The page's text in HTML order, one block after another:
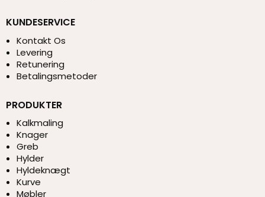
KUNDESERVICE
Kontakt Os
Levering
Retunering
Betalingsmetoder
PRODUKTER
Kalkmaling
Knager
Greb
Hylder
Hyldeknægt
Kurve
Møbler